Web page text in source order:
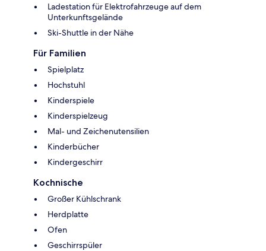
Ladestation für Elektrofahrzeuge auf dem
Unterkunftsgelände
Ski-Shuttle in der Nähe
Für Familien
Spielplatz
Hochstuhl
Kinderspiele
Kinderspielzeug
Mal- und Zeichenutensilien
Kinderbücher
Kindergeschirr
Kochnische
Großer Kühlschrank
Herdplatte
Ofen
Geschirrspüler